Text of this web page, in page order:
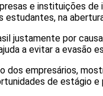
e instituições
estudantes, na
justamente por
a evitar a evasão
dos empresários,
de estágio e